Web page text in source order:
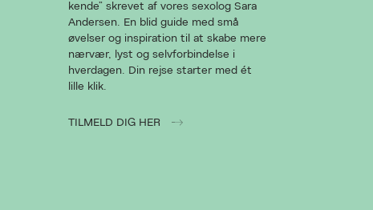
kende” skrevet af vores sexolog Sara
Andersen. En blid guide med små
øvelser og inspiration til at skabe mere
nærvær, lyst og selvforbindelse i
hverdagen. Din rejse starter med ét
lille klik.
TILMELD DIG HER